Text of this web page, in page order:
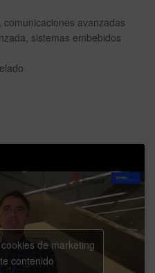
avanzadas
sistemas embebidos
de marketing
contenido